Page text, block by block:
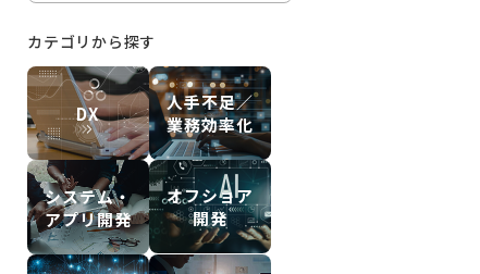
カテゴリから探す
DX
人手不足／
業務効率化
システム・
アプリ開発
オフショア
開発